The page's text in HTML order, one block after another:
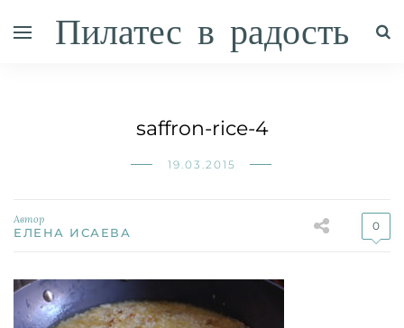
Пилатес в радость
saffron-rice-4
19.03.2015
Автор
ЕЛЕНА ИСАЕВА 0